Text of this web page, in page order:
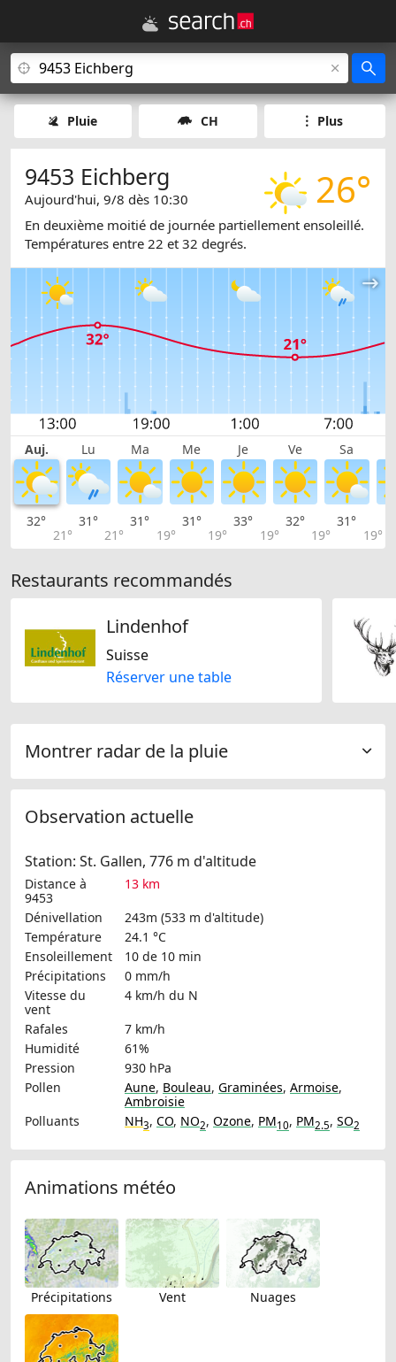
Pluie CH Plus
26°
9453 Eichberg
Aujourd'hui, 9/8 dès 10:30
En deuxième moitié de journée partiellement ensoleillé.
Températures entre 22 et 32 degrés.
Auj. Lu Ma Me Je Ve Sa
32°
21°
31°
21°
31°
19°
31°
19°
33°
19°
32°
19°
31°
19°
Restaurants recommandés
Lindenhof
Suisse
Réserver une table
Montrer radar de la pluie
Observation actuelle
Station: St. Gallen, 776 m d'altitude
Distance à
9453
13 km
Dénivellation
243m (533 m d'altitude)
Température
24.1 °C
Ensoleillement
10 de 10 min
Précipitations
0 mm/h
Vitesse du
vent
4 km/h du N
Rafales
7 km/h
Humidité
61%
Pression
930 hPa
Pollen
Aune, Bouleau, Graminées, Armoise,
Ambroisie
Polluants
NH3, CO, NO2, Ozone, PM10, PM2.5, SO2
Animations météo
Précipitations Vent Nuages